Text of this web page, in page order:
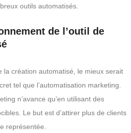
outils automatisés.
de l’outil de
la création automatisé, le mieux serait
tel que l’automatisation marketing.
n’avance qu’en utilisant des
Le but est d’attirer plus de clients
représentée.